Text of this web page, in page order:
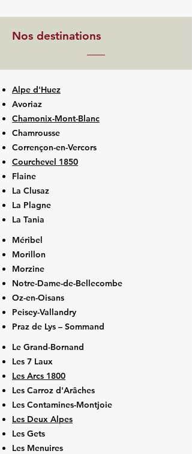
Nos destinations
Alpe d'Huez
Avoriaz
Chamonix-Mont-Blanc
Chamrousse
Corrençon-en-Vercors
Courchevel 1850
Flaine
La Clusaz
La Plagne
La Tania
Méribel
Morillon
Morzine
Notre-Dame-de-Bellecombe
Oz-en-Oisans
Peisey-Vallandry
Praz de Lys – Sommand
Le Grand-Bornand
Les 7 Laux
Les Arcs 1800
Les Carroz d'Arâches
Les Contamines-Montjoie
Les Deux Alpes
Les Gets
Les Menuires